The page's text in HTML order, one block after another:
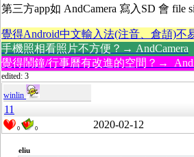
第三方app如 AndCamera 寫入SD 會 file
覺得Android中文輸入法(注音、倉頡)不
手機照相看照片不方便？→ AndCamera
覺得鬧鐘/行事曆有改進的空間？→
edited: 3
winlin
11
0 0 2020-02-12
eliu